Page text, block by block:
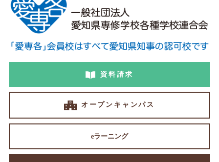
資料請求
オープンキャンパス
eラーニング